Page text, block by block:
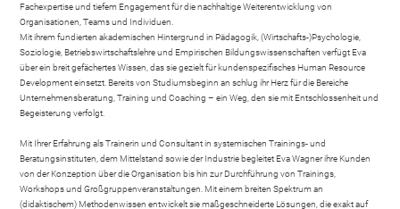
Fachexpertise und tiefem Engagement für die nachhaltige Weiterentwicklung von
Organisationen, Teams und Individuen.
Mit ihrem fundierten akademischen Hintergrund in Pädagogik, (Wirtschafts-)Psychologie,
Soziologie, Betriebswirtschaftslehre und Empirischen Bildungswissenschaften verfügt Eva
über ein breit gefächertes Wissen, das sie gezielt für kundenspezifisches Human Resource
Development einsetzt. Bereits von Studiumsbeginn an schlug ihr Herz für die Bereiche
Unternehmensberatung, Training und Coaching – ein Weg, den sie mit Entschlossenheit und
Begeisterung verfolgt.
Mit Ihrer Erfahrung als Trainerin und Consultant in systemischen Trainings- und
Beratungsinstituten, dem Mittelstand sowie der Industrie begleitet Eva Wagner ihre Kunden
von der Konzeption über die Organisation bis hin zur Durchführung von Trainings,
Workshops und Großgruppenveranstaltungen. Mit einem breiten Spektrum an
(didaktischem) Methodenwissen entwickelt sie maßgeschneiderte Lösungen, die exakt auf